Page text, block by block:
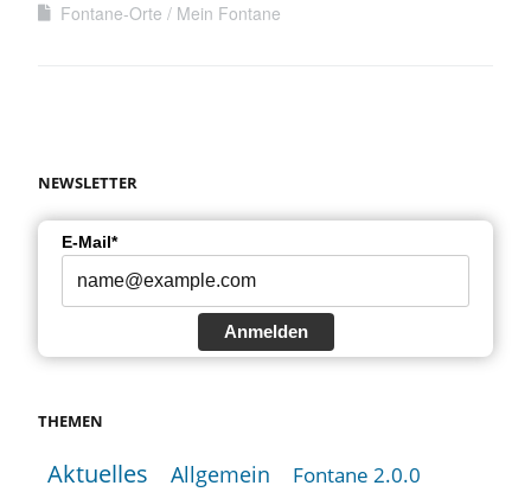
Fontane-Orte Mein Fontane
NEWSLETTER
E-Mail*
Anmelden
THEMEN
Aktuelles Allgemein Fontane 2.0.0